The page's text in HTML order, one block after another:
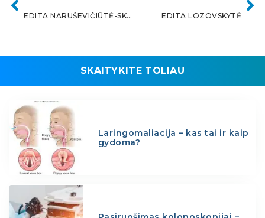
EDITA NARUŠEVIČIŪTĖ-SKRIPKIENĖ EDITA LOZOVSKYTĖ
SKAITYKITE TOLIAU
Laringomaliacija – kas tai ir kaip
gydoma?